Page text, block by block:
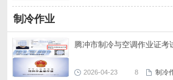
制冷作业
腾冲市制冷与空调作业证考
2026-04-23 8 制冷